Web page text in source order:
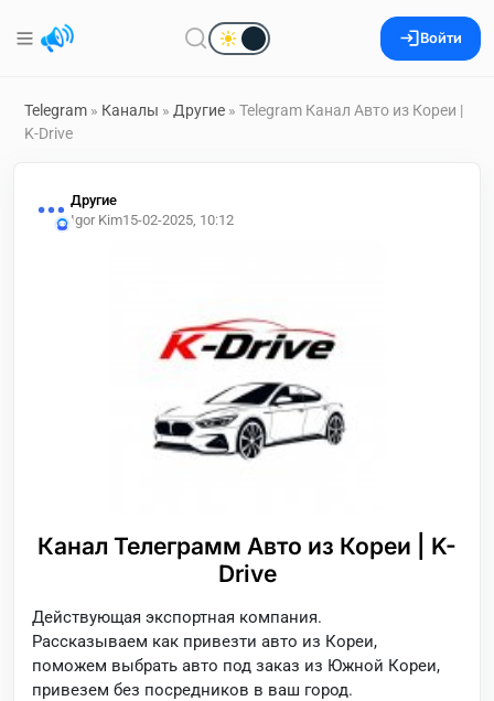
Войти
Telegram » Каналы » Другие » Telegram Канал Авто из Кореи |
K-Drive
Другие
Igor Kim15-02-2025, 10:12
Канал Телеграмм Авто из Кореи | K-
Drive
Действующая экспортная компания.
Рассказываем как привезти авто из Кореи,
поможем выбрать авто под заказ из Южной Кореи,
привезем без посредников в ваш город.